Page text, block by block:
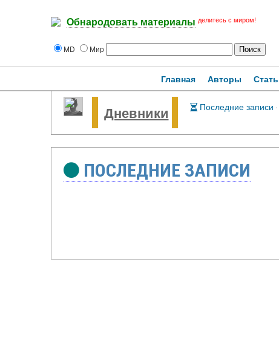
Обнародовать материалы делитесь с миром!
MD Мир
Главная Авторы
Дневники Последние записи ·
ПОСЛЕДНИЕ ЗАПИСИ